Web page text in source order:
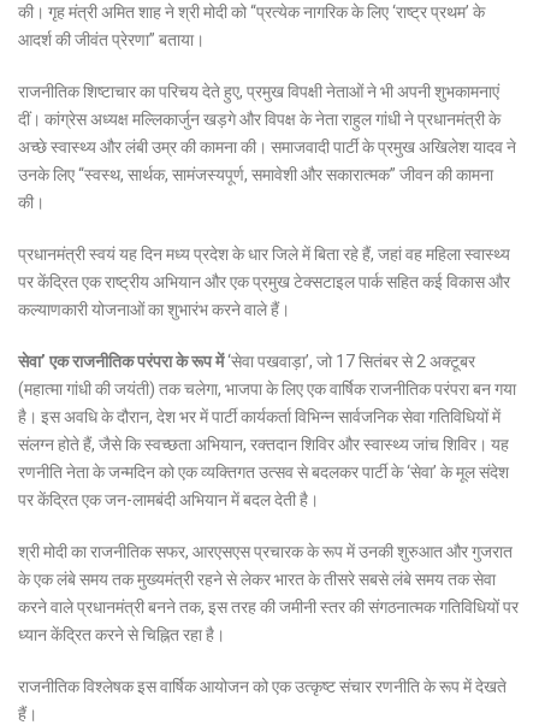
की। गृह मंत्री अमित शाह ने श्री मोदी को “प्रत्येक नागरिक के लिए ‘राष्ट्र प्रथम’ के
आदर्श की जीवंत प्रेरणा” बताया।
राजनीतिक शिष्टाचार का परिचय देते हुए, प्रमुख विपक्षी नेताओं ने भी अपनी शुभकामनाएं
दीं। कांग्रेस अध्यक्ष मल्लिकार्जुन खड़गे और विपक्ष के नेता राहुल गांधी ने प्रधानमंत्री के
अच्छे स्वास्थ्य और लंबी उम्र की कामना की। समाजवादी पार्टी के प्रमुख अखिलेश यादव ने
उनके लिए “स्वस्थ, सार्थक, सामंजस्यपूर्ण, समावेशी और सकारात्मक” जीवन की कामना
की।
प्रधानमंत्री स्वयं यह दिन मध्य प्रदेश के धार जिले में बिता रहे हैं, जहां वह महिला स्वास्थ्य
पर केंद्रित एक राष्ट्रीय अभियान और एक प्रमुख टेक्सटाइल पार्क सहित कई विकास और
कल्याणकारी योजनाओं का शुभारंभ करने वाले हैं।
सेवा’ एक राजनीतिक परंपरा के रूप में‘सेवा पखवाड़ा’, जो 17 सितंबर से 2 अक्टूबर
(महात्मा गांधी की जयंती) तक चलेगा, भाजपा के लिए एक वार्षिक राजनीतिक परंपरा बन गया
है। इस अवधि के दौरान, देश भर में पार्टी कार्यकर्ता विभिन्न सार्वजनिक सेवा गतिविधियों में
संलग्न होते हैं, जैसे कि स्वच्छता अभियान, रक्तदान शिविर और स्वास्थ्य जांच शिविर। यह
रणनीति नेता के जन्मदिन को एक व्यक्तिगत उत्सव से बदलकर पार्टी के ‘सेवा’ के मूल संदेश
पर केंद्रित एक जन-लामबंदी अभियान में बदल देती है।
श्री मोदी का राजनीतिक सफर, आरएसएस प्रचारक के रूप में उनकी शुरुआत और गुजरात
के एक लंबे समय तक मुख्यमंत्री रहने से लेकर भारत के तीसरे सबसे लंबे समय तक सेवा
करने वाले प्रधानमंत्री बनने तक, इस तरह की जमीनी स्तर की संगठनात्मक गतिविधियों पर
ध्यान केंद्रित करने से चिह्नित रहा है।
राजनीतिक विश्लेषक इस वार्षिक आयोजन को एक उत्कृष्ट संचार रणनीति के रूप में देखते
हैं।